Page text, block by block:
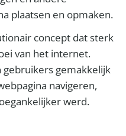
plaatsen en opmaken.
concept dat sterk
van het internet.
gemakkelijk
navigeren,
werd.